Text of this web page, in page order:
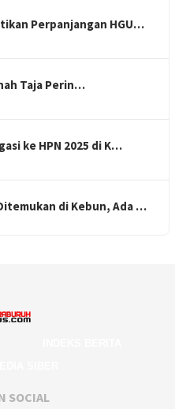
Perpanjangan HGU…
Taja Perin…
ke HPN 2025 di K…
di Kebun, Ada …
SOCIAL